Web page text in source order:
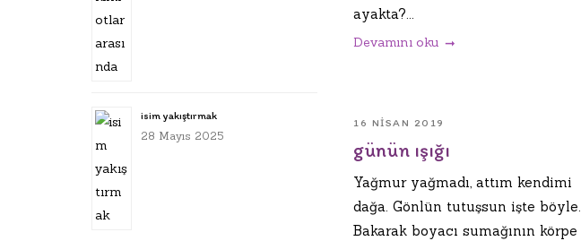
ayakta?...
Devamını oku
16 NISAN 2019
günün ışığı
Yağmur yağmadı, attım kendimi
dağa. Gönlün tutuşsun işte böyle.
Bakarak boyacı sumağının körpe
isim yakıştırmak
28 Mayıs 2025